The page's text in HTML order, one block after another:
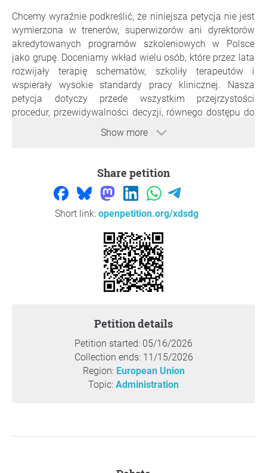
Show more
Chcemy wyraźnie podkreślić, że niniejsza petycja nie jest
wymierzona w trenerów, superwizorów ani dyrektorów
akredytowanych programów szkoleniowych w Polsce
jako grupę. Doceniamy wkład wielu osób, które przez lata
rozwijały terapię schematów, szkoliły terapeutów i
wspierały wysokie standardy pracy klinicznej. Nasza
petycja dotyczy przede wszystkim przejrzystości
procedur, przewidywalności decyzji, równego dostępu do
potencjalnymi konfliktami interesów. Uważamy, że jasne
superwizorom, programom szkoleniowym, ISST oraz
przede wszystkim pacjentom.
1. Niezwłoczne odblokowanie procesów
akredytacyjnych
Zwracamy się z prośbą o odblokowanie akredytacji dla
trenerów/superwizorów ISST w Polsce. Prosimy o
odblokowanie szybkiej ścieżki superwizorskiej. Obecnie
procedowanie akredytacji trwa dłużej niż siedem
miesięcy, bez podania przewidywanego czasu
pięć miesięcy. Zgodnie z opublikowaną informacją ISST i
Stowarzyszenie ISST podlega niemieckiemu prawu o
stowarzyszeniach i powinno określić termin
rozpatrywania wniosków. Przedłużające się
procedowanie bez przewidywalnego terminu
2. Zapewnienie realnej niezależności komisji
Share petition
Short link: openpetition.org/xdsdg
Petition details
Petition started: 05/16/2026
Collection ends: 11/15/2026
Region: European Union
Topic: Administration